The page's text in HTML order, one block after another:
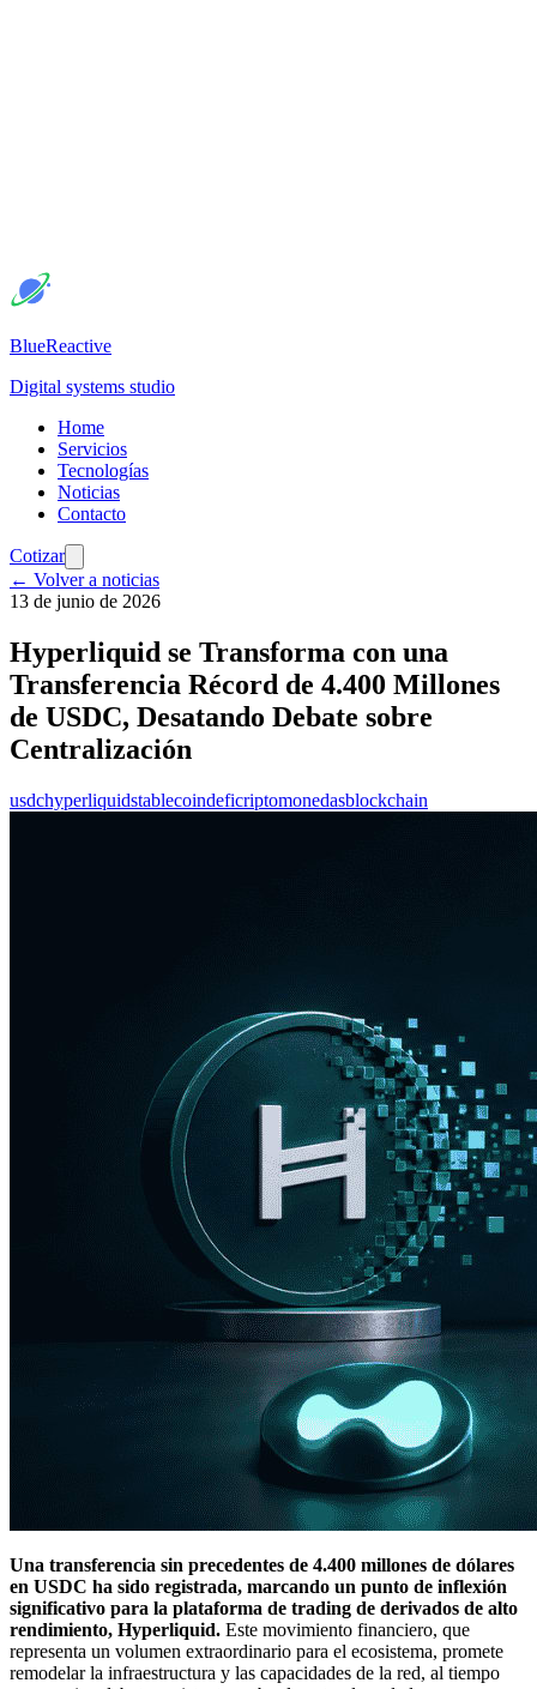
BlueReactive
Digital systems studio
Home
Servicios
Tecnologías
Noticias
Contacto
Cotizar
← Volver a noticias
13 de junio de 2026
Hyperliquid se Transforma con una
Transferencia Récord de 4.400 Millones
de USDC, Desatando Debate sobre
Centralización
usdchyperliquidstablecoindeficriptomonedasblockchain
Una transferencia sin precedentes de 4.400 millones de dólares
en USDC ha sido registrada, marcando un punto de inflexión
significativo para la plataforma de trading de derivados de alto
rendimiento, Hyperliquid. Este movimiento financiero, que
representa un volumen extraordinario para el ecosistema, promete
remodelar la infraestructura y las capacidades de la red, al tiempo